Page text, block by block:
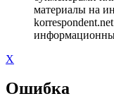
материалы на
X
Ошибка